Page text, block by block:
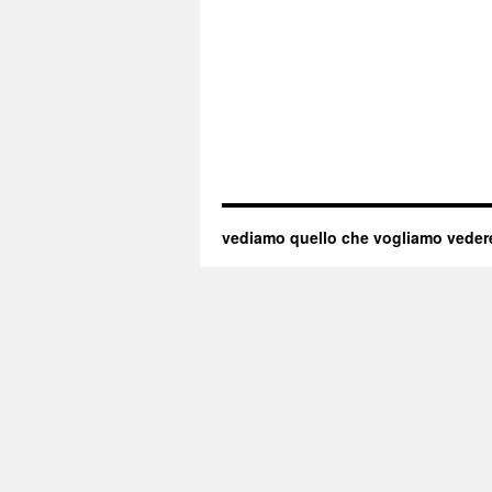
vediamo quello che vogliamo